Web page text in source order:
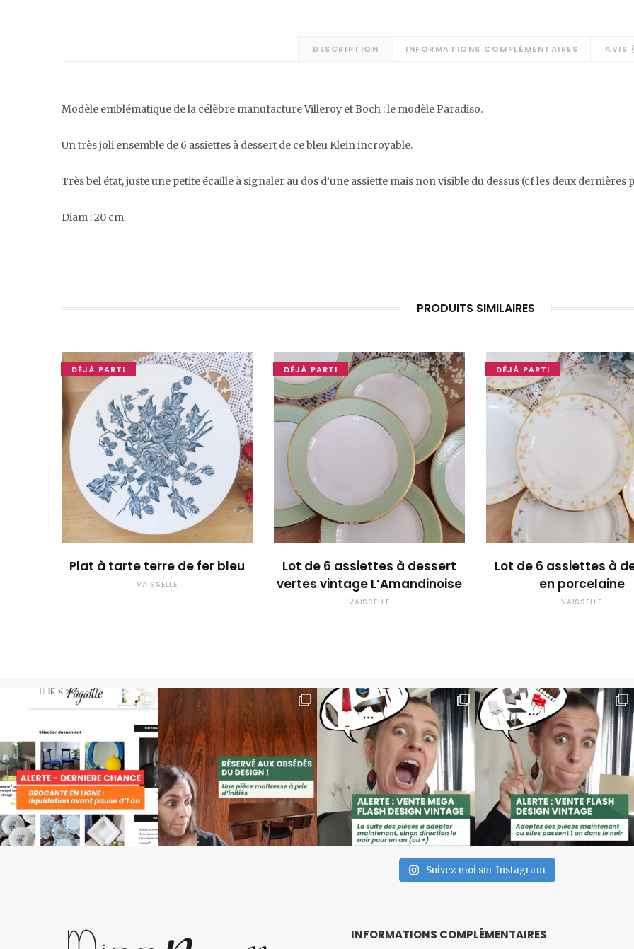
DESCRIPTION INFORMATIONS COMPLÉMENTAIRES AVIS
Modèle emblématique de la célèbre manufacture Villeroy et Boch : le modèle Paradiso.
Un très joli ensemble de 6 assiettes à dessert de ce bleu Klein incroyable.
Très bel état, juste une petite écaille à signaler au dos d’une assiette mais non visible du dessus (cf les deux dernières
Diam : 20 cm
PRODUITS SIMILAIRES
DÉJÀ PARTI
Plat à tarte terre de fer bleu
VAISSELLE
DÉJÀ PARTI
Lot de 6 assiettes à dessert
vertes vintage L’Amandinoise
VAISSELLE
DÉJÀ PARTI
Lot de 6 assiettes à
en porcelaine
VAISSELLE
Suivez moi sur Instagram
INFORMATIONS COMPLÉMENTAIRES